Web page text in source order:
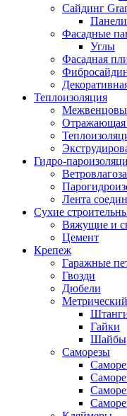
Сайдинг
Фасадные
Углы
Фасадная
Теплоизоляция
Отражающая
Гидро-
Лента
Сухие
Вяжущие и
Цемент
Крепеж
Гаражные
Гвозди
Дюбели
Гайки
Шайбы
Саморезы